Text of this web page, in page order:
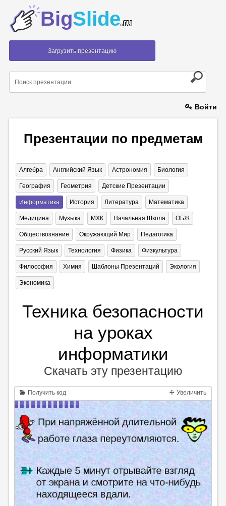
BigSlide.ru
Загрузить презентацию
Войти
Презентации по предметам
Алгебра Английский Язык Астрономия Биология
География Геометрия Детские Презентации
Информатика История Литература Математика
Медицина Музыка МХК Начальная Школа ОБЖ
Обществознание Окружающий Мир Педагогика
Русский Язык Технология Физика Физкультура
Философия Химия Шаблоны Презентаций Экология
Экономика
Техника безопасности
на уроках
информатики
Скачать эту презентацию
Получить код Увеличить